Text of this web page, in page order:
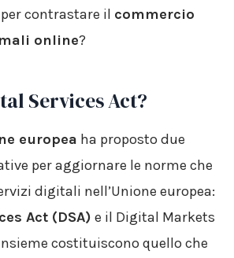
contrastare il commercio
online?
Services Act?
europea ha proposto due
per aggiornare le norme che
digitali nell’Unione europea:
Act (DSA) e il Digital Markets
costituiscono quello che